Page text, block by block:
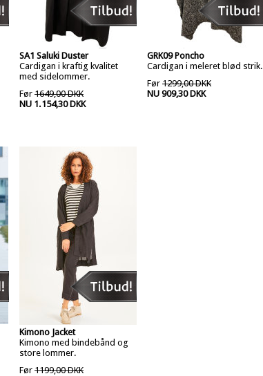
SA1 Saluki Duster
Cardigan i kraftig kvalitet
med sidelommer.
Før 1649,00 DKK
NU 1.154,30 DKK
GRK09 Poncho
Cardigan i meleret blød strik.
Før 1299,00 DKK
NU 909,30 DKK
Kimono Jacket
Kimono med bindebånd og
store lommer.
Før 1199,00 DKK